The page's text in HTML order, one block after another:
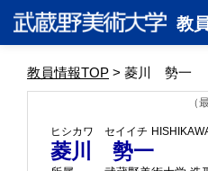
教
教員情報TOP > 菱川 勢一
（
ヒシカワ セイイチ
菱川 勢一